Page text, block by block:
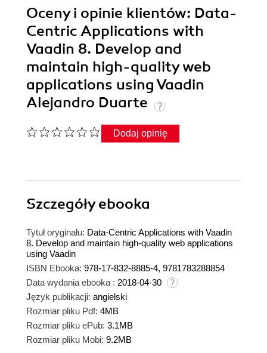
Oceny i opinie klientów: Data-
Centric Applications with
Vaadin 8. Develop and
maintain high-quality web
applications using Vaadin
Alejandro Duarte
Dodaj opinię
Szczegółyebooka
Tytuł oryginału: Data-Centric Applications with Vaadin
8. Develop and maintain high-quality web applications
using Vaadin
ISBN Ebooka: 978-17-832-8885-4, 9781783288854
Data wydania ebooka : 2018-04-30
Język publikacji: angielski
Rozmiar pliku Pdf: 4MB
Rozmiar pliku ePub: 3.1MB
Rozmiar pliku Mobi: 9.2MB